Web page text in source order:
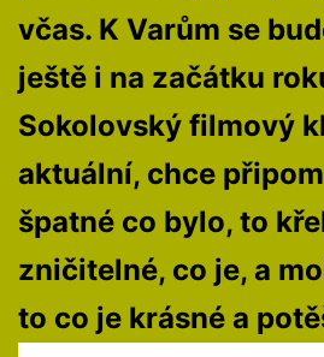
včas. K Varům se
ještě i na začátku
Sokolovský filmový
aktuální, chce
špatné co bylo, to
zničitelné, co je, a
to co je krásné a